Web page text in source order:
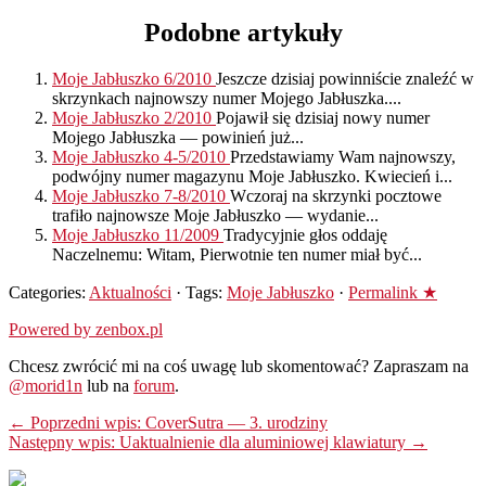
Podobne artykuły
Moje Jabłuszko 6/2010 Jeszcze dzisiaj powinniście znaleźć w
skrzynkach najnowszy numer Mojego Jabłuszka....
Moje Jabłuszko 2/2010 Pojawił się dzisiaj nowy numer
Mojego Jabłuszka — powinień już...
Moje Jabłuszko 4-5/2010 Przedstawiamy Wam najnowszy,
podwójny numer magazynu Moje Jabłuszko. Kwiecień i...
Moje Jabłuszko 7-8/2010 Wczoraj na skrzynki pocztowe
trafiło najnowsze Moje Jabłuszko — wydanie...
Moje Jabłuszko 11/2009 Tradycyjnie głos oddaję
Naczelnemu: Witam, Pierwotnie ten numer miał być...
Categories: Aktualności · Tags: Moje Jabłuszko · Permalink ★
Powered by zenbox.pl
Chcesz zwrócić mi na coś uwagę lub skomentować? Zapraszam na
@morid1n lub na forum.
← Poprzedni wpis: CoverSutra — 3. urodziny
Następny wpis: Uaktualnienie dla aluminiowej klawiatury →